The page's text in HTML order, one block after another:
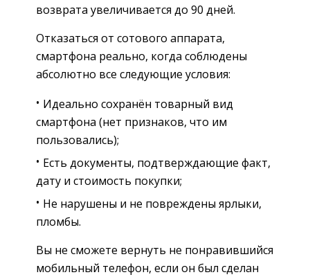
возврата увеличивается до 90 дней.
Отказаться от сотового аппарата,
смартфона реально, когда соблюдены
абсолютно все следующие условия:
Идеально сохранён товарный вид
смартфона (нет признаков, что им
пользовались);
Есть документы, подтверждающие факт,
дату и стоимость покупки;
Не нарушены и не повреждены ярлыки,
пломбы.
Вы не сможете вернуть не понравившийся
мобильный телефон, если он был сделан